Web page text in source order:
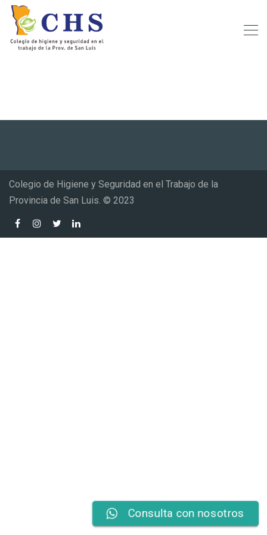
Colegio de Higiene y Seguridad en el Trabajo de la
Provincia de San Luis. © 2023
Consulta con nosotros